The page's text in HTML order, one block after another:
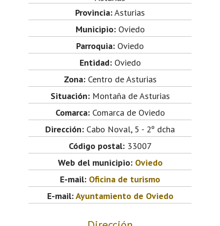
Provincia:Asturias
Municipio:Oviedo
Parroquia: Oviedo
Entidad:Oviedo
Zona:Centro de Asturias
Situación:Montaña de Asturias
Comarca:Comarca de Oviedo
Dirección: Cabo Noval, 5 - 2º dcha
Código postal:33007
Web del municipio: Oviedo
E-mail: Oficina de turismo
E-mail:Ayuntamiento de Oviedo